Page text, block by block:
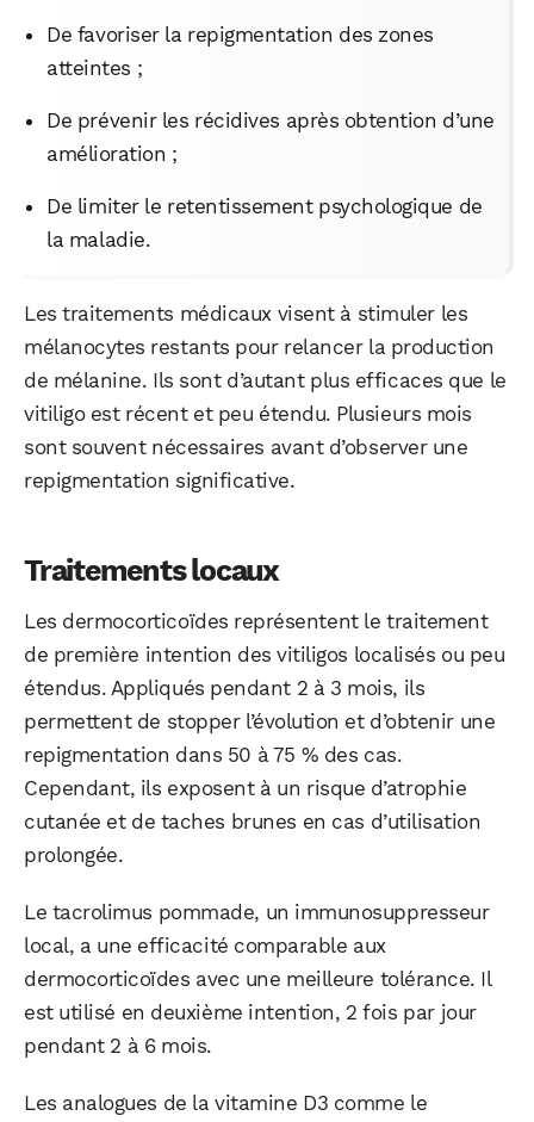
De favoriser la repigmentation des zones
atteintes ;
De prévenir les récidives après obtention d’une
amélioration ;
De limiter le retentissement psychologique de
la maladie.
Les traitements médicaux visent à stimuler les
mélanocytes restants pour relancer la production
de mélanine. Ils sont d’autant plus efficaces que le
vitiligo est récent et peu étendu. Plusieurs mois
sont souvent nécessaires avant d’observer une
repigmentation significative.
Traitements locaux
Les dermocorticoïdes représentent le traitement
de première intention des vitiligos localisés ou peu
étendus. Appliqués pendant 2 à 3 mois, ils
permettent de stopper l’évolution et d’obtenir une
repigmentation dans 50 à 75 % des cas.
Cependant, ils exposent à un risque d’atrophie
cutanée et de taches brunes en cas d’utilisation
prolongée.
Le tacrolimus pommade, un immunosuppresseur
local, a une efficacité comparable aux
dermocorticoïdes avec une meilleure tolérance. Il
est utilisé en deuxième intention, 2 fois par jour
pendant 2 à 6 mois.
Les analogues de la vitamine D3 comme le